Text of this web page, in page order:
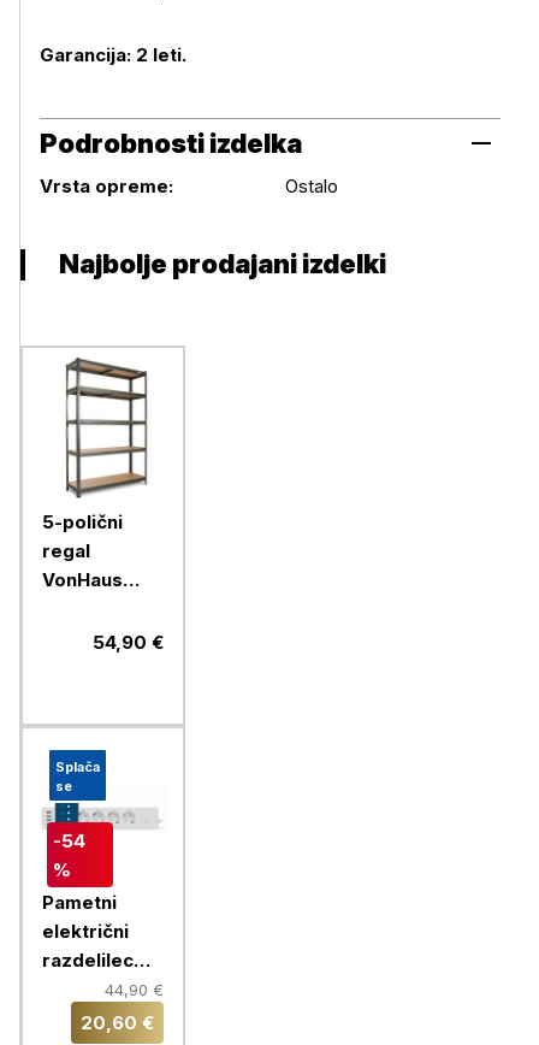
Garancija: 2 leti.
Podrobnosti izdelka
Podrobnosti izdelka
Vrsta opreme: Ostalo
Najbolje prodajani izdelki
5-polični
regal
VonHaus
54,90 €
Splača
se
-54
%
Pametni
električni
razdelilec
Chameleon
44,90 €
20,60 €